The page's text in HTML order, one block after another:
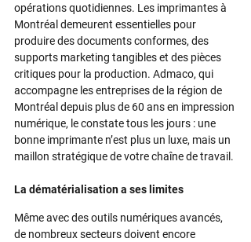
opérations quotidiennes. Les imprimantes à
Montréal demeurent essentielles pour
produire des documents conformes, des
supports marketing tangibles et des pièces
critiques pour la production. Admaco, qui
accompagne les entreprises de la région de
Montréal depuis plus de 60 ans en impression
numérique, le constate tous les jours : une
bonne imprimante n’est plus un luxe, mais un
maillon stratégique de votre chaîne de travail.​
La dématérialisation a ses limites
Même avec des outils numériques avancés,
de nombreux secteurs doivent encore